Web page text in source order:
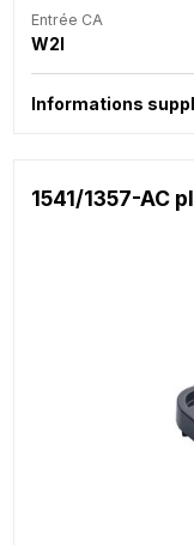
Entrée CA
W2I
Informations
1541/1357-AC